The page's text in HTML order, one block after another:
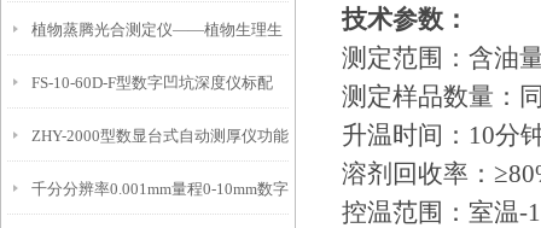
便携式检测工具
植物蒸腾光合测定仪——植物生理生
态的实时监测设备
FS-10-60D-F型数字凹坑深度仪标配
IP54级表头分辨率0.01mm量程
10mm！
ZHY-2000型数显台式自动测厚仪功能
特点
千分分辨率0.001mm量程0-10mm数字
技术参数：
测定范围：含油
测定样品数量：
升温时间：10分
溶剂回收率：
控温范围：室温-